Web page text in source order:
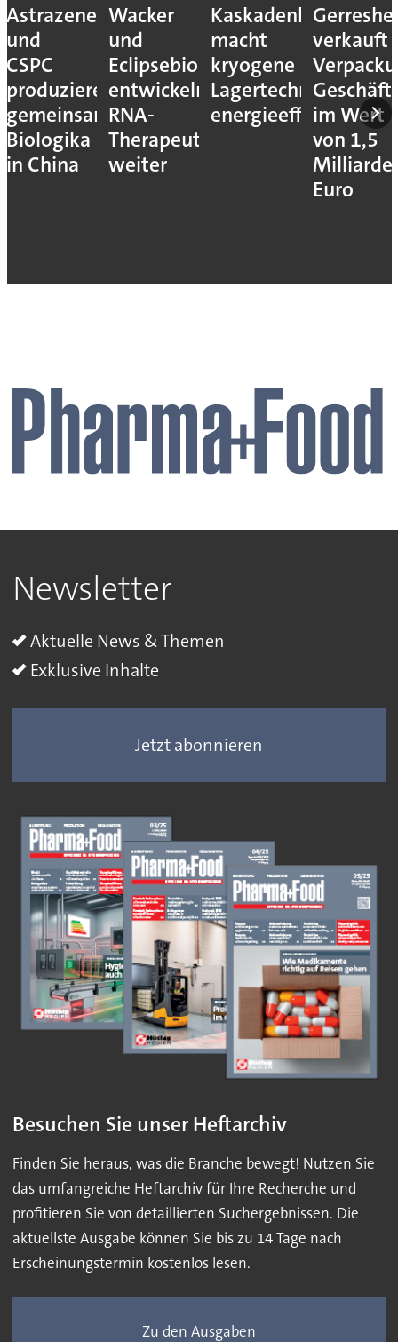
Astrazeneca
und
CSPC
produzieren
gemeinsam
Biologika
in China
Wacker
und
Eclipsebio
entwickeln
RNA-
Therapeutika
weiter
Kaskadenkonzept
macht
kryogene
Lagertechnik
energieeffizienter
verkauft
im Wert
von 1,5
Euro
Newsletter
Aktuelle News & Themen
Exklusive Inhalte
Jetzt abonnieren
Besuchen Sie unser Heftarchiv
Finden Sie heraus, was die Branche bewegt! Nutzen Sie
das umfangreiche Heftarchiv für Ihre Recherche und
profitieren Sie von detaillierten Suchergebnissen. Die
aktuellste Ausgabe können Sie bis zu 14 Tage nach
Erscheinungstermin kostenlos lesen.
Zu den Ausgaben